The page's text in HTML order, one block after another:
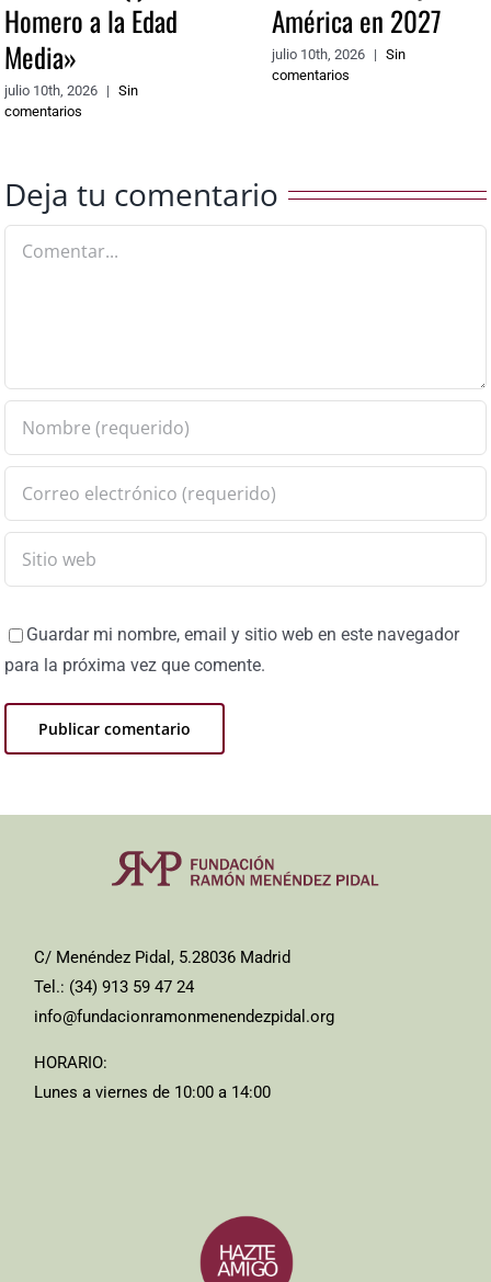
Homero a la Edad
Media»
julio 10th, 2026 |
Sin
comentarios
América en 2027
julio 10th, 2026 | Sin
comentarios
Deja tu comentario
Guardar mi nombre, email y sitio web en este navegador
para la próxima vez que comente.
C/ Menéndez Pidal, 5.28036 Madrid
Tel.: (34) 913 59 47 24
info@fundacionramonmenendezpidal.org
HORARIO:
Lunes a viernes de 10:00 a 14:00